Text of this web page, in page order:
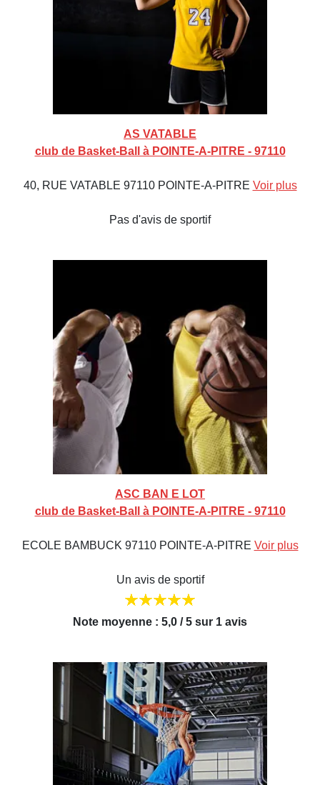
AS VATABLE
club de Basket-Ball à POINTE-A-PITRE - 97110
40, RUE VATABLE 97110 POINTE-A-PITRE Voir plus
Pas d'avis de sportif
ASC BAN E LOT
club de Basket-Ball à POINTE-A-PITRE - 97110
ECOLE BAMBUCK 97110 POINTE-A-PITRE Voir plus
Un avis de sportif
Note moyenne : 5,0 / 5 sur 1 avis